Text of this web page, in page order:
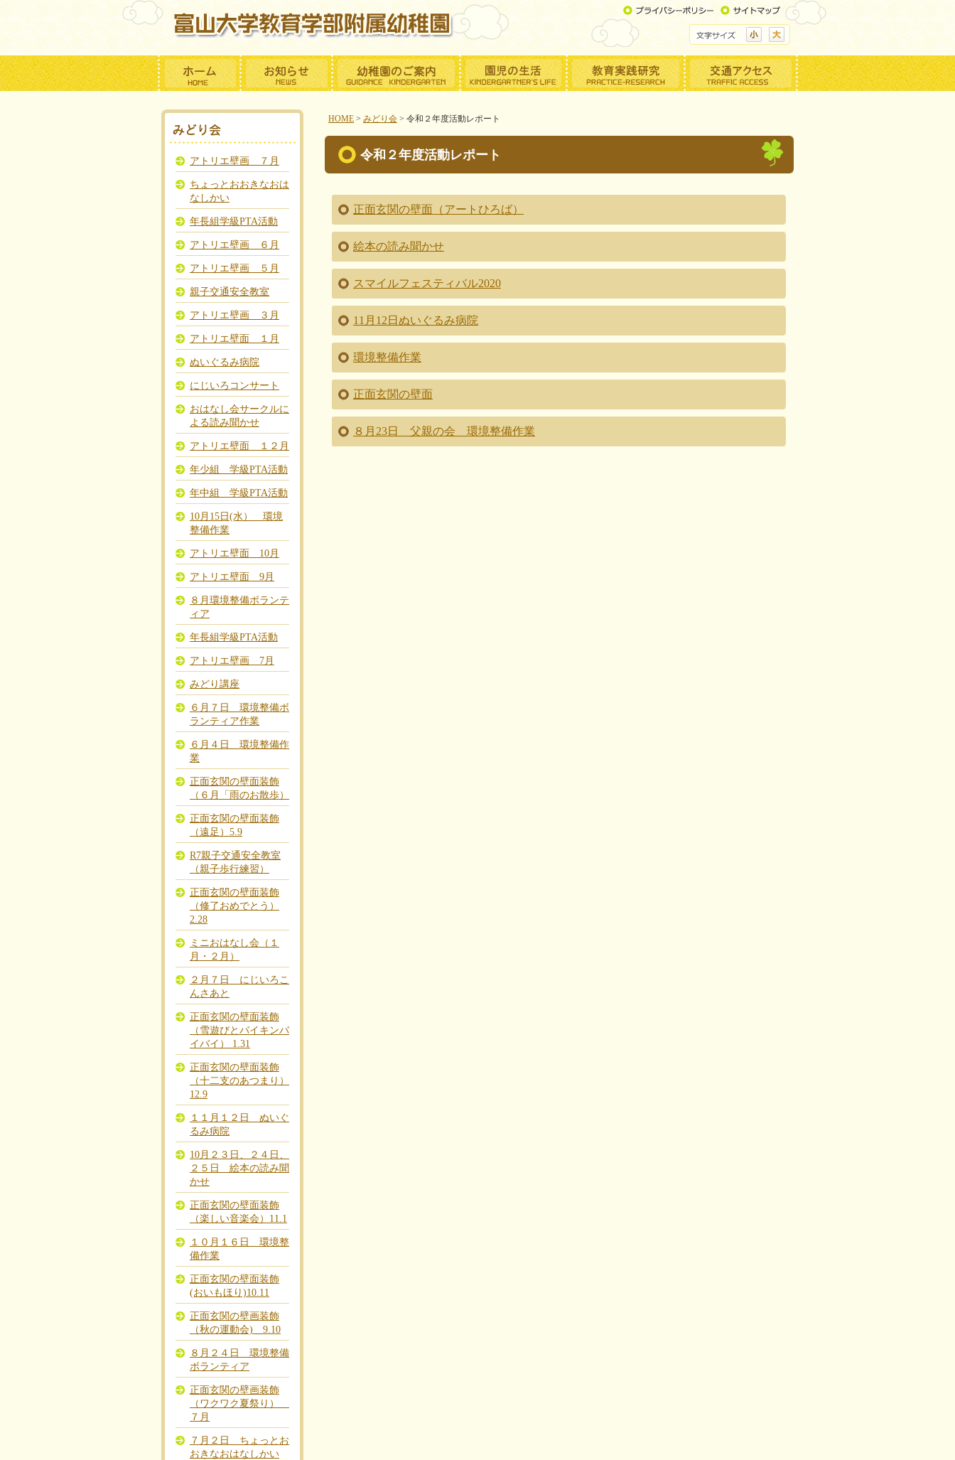
HOME > みどり会 > 令和２年度活動レポート
令和２年度活動レポート
正面玄関の壁面（アートひろば）
絵本の読み聞かせ
スマイルフェスティバル2020
11月12日ぬいぐるみ病院
環境整備作業
正面玄関の壁面
８月23日 父親の会 環境整備作業
アトリエ壁画 ７月
ちょっとおおきなおは
なしかい
年長組学級PTA活動
アトリエ壁画 ６月
アトリエ壁画 ５月
親子交通安全教室
アトリエ壁画 ３月
アトリエ壁面 １月
ぬいぐるみ病院
にじいろコンサート
おはなし会サークルに
よる読み聞かせ
アトリエ壁面 １２月
年少組 学級PTA活動
年中組 学級PTA活動
10月15日(水） 環境
整備作業
アトリエ壁面 10月
アトリエ壁面 9月
８月環境整備ボランテ
ィア
年長組学級PTA活動
アトリエ壁画 7月
みどり講座
６月７日 環境整備ボ
ランティア作業
６月４日 環境整備作
業
正面玄関の壁面装飾
（６月「雨のお散歩）
正面玄関の壁面装飾
（遠足）5.9
R7親子交通安全教室
（親子歩行練習）
正面玄関の壁面装飾
（修了おめでとう）
2.28
ミニおはなし会（１
月・２月）
２月７日 にじいろこ
んさあと
正面玄関の壁面装飾
（雪遊びとバイキンバ
イバイ） 1.31
正面玄関の壁面装飾
（十二支のあつまり）
12.9
１１月１２日 ぬいぐ
るみ病院
10月２３日、２４日、
２５日 絵本の読み聞
かせ
正面玄関の壁面装飾
（楽しい音楽会）11.1
１０月１６日 環境整
備作業
正面玄関の壁面装飾
(おいもほり)10.11
正面玄関の壁画装飾
（秋の運動会) 9.10
８月２４日 環境整備
ボランティア
正面玄関の壁画装飾
（ワクワク夏祭り）
７月
７月２日 ちょっとお
おきなおはなしかい